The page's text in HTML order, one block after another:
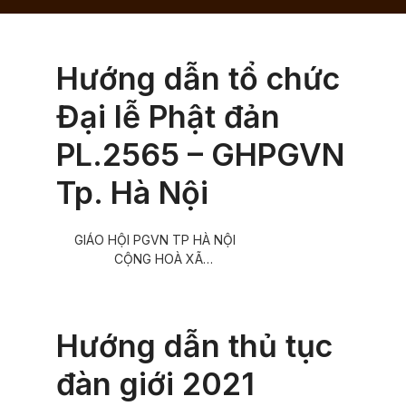
Hướng dẫn tổ chức
Đại lễ Phật đản
PL.2565 – GHPGVN
Tp. Hà Nội
GIÁO HỘI PGVN TP HÀ NỘI
CỘNG HOÀ XÃ…
Hướng dẫn thủ tục
đàn giới 2021